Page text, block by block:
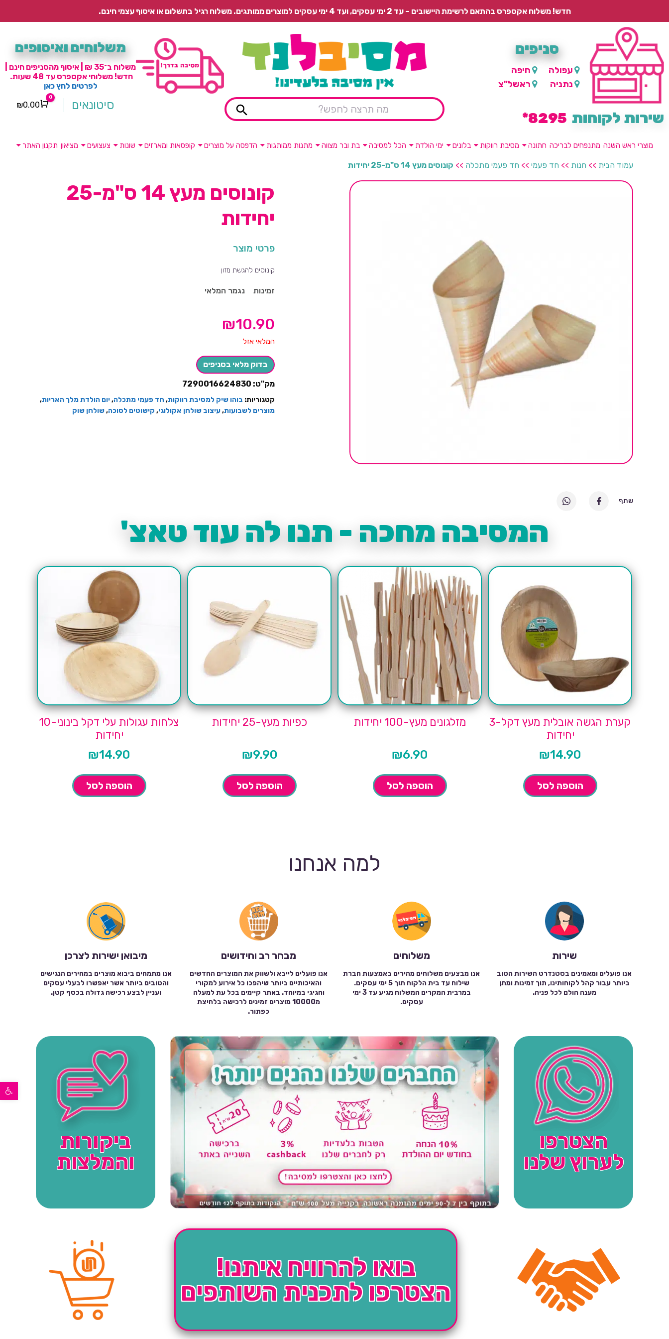
פתח סרגל נגישות
חדש! משלוח אקספרס בהתאם לרשימת היישובים – עד 2 ימי עסקים, ועד 4 ימי עסקים למוצרים ממותגים. משלוח רגיל בתשלום או איסוף עצמי חינם.
סניפים
עפולה
חיפה
נתניה
ראשל"צ
שירות לקוחות 8295*
משלוחים ואיסופים
משלוח ב־35 ₪ | איסוף מהסניפים חינם |
חדש! משלוחי אקספרס עד 48 שעות.
לפרטים לחץ כאן
סיטונאים Cart
0
₪0.00
מוצרי ראש השנה מתנפחים לבריכה חתונה מסיבת רווקות בלונים ימי הולדת הכל למסיבה בת ובר מצווה מתנות ממותגות הדפסה על מוצרים קופסאות ומארזים שונות צעצועים מציאון תקנון האתר
עמוד הבית >> חנות >> חד פעמי >> חד פעמי מתכלה >> קונוסים מעץ 14 ס"מ-25 יחידות
שתף
קונוסים מעץ 14 ס"מ-25
יחידות
פרטי מוצר
קונוסים להגשת מזון
זמינות נגמר המלאי
₪10.90
המלאי אזל
בדוק מלאי בסניפים
מק"ט: 7290016624830
קטגוריות: בוהו שיק למסיבת רווקות, חד פעמי מתכלה,יום הולדת מלך האריות,
מוצרים לשבועות,עיצוב שולחן אקולוגי, קישוטים לסוכה,שולחן שוק
המסיבה מחכה - תנו לה עוד טאצ'
קערת הגשה אובלית מעץ דקל-3
יחידות
₪14.90
הוספה לסל
מזלגונים מעץ-100 יחידות
₪6.90
הוספה לסל
כפיות מעץ-25 יחידות
₪9.90
הוספה לסל
צלחות עגולות עלי דקל בינוני-10
יחידות
₪14.90
הוספה לסל
למה אנחנו
שירות
אנו פועלים ומאמינים בסטנדרט השירות הטוב
ביותר עבור קהל לקוחותינו, תוך זמינות ומתן
מענה הולם לכל פניה.
משלוחים
אנו מבצעים משלוחים מהירים באמצעות חברת
שילוח עד בית הלקוח תוך 5 ימי עסקים.
במרבית המקרים המשלוח מגיע עד 3 ימי
עסקים.
מבחר רב וחידושים
אנו פועלים לייבא ולשווק את המוצרים החדשים
והאיכותיים ביותר שיהפכו כל אירוע למקורי
וחגיגי במיוחד. באתר קיימים בכל עת למעלה
מ10000 מוצרים זמינים לרכישה בלחיצת
כפתור.
מיבואן ישירות לצרכן
אנו מתמחים ביבוא מוצרים במחירים הנגישים
והטובים ביותר אשר יאפשרו לבעלי עסקים
ועניין לבצע רכישה גדולה בכסף קטן.
הצטרפו
לערוץ שלנו
ביקורות
והמלצות
בואו להרוויח איתנו!
הצטרפו לתכנית השותפים